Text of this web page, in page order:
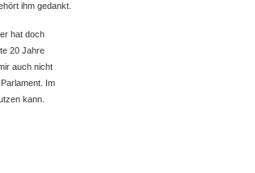
ihm gedankt.
hat doch
20 Jahre
auch nicht
Im
kann.